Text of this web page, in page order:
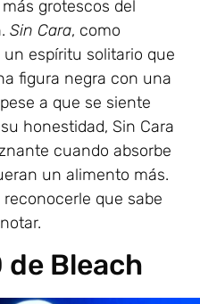
grotescos del
Sin Cara, como
espíritu solitario que
figura negra con una
a que se siente
honestidad, Sin Cara
cuando absorbe
un alimento más.
que sabe
de Bleach